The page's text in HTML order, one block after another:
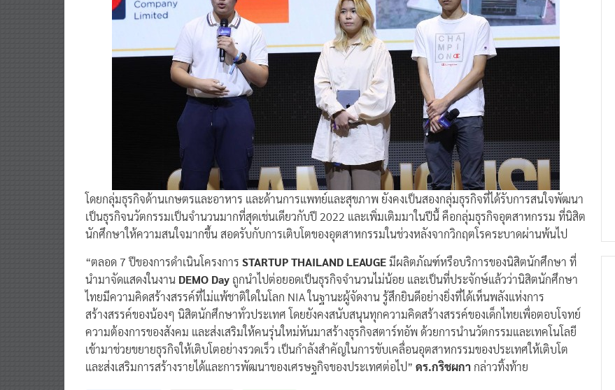
โดยกลุ่มธุรกิจด้านเกษตรและอาหาร และด้านการแพทย์และสุขภาพ ยังคงเป็นสองกลุ่มธุรกิจที่ได้รับการสนใจพัฒนา
เป็นธุรกิจนวัตกรรมเป็นจำนวนมากที่สุดเช่นเดียวกับปี 2022 และเพิ่มเติมมาในปีนื้ คือกลุ่มธุรกิจอุตสาหกรรม ที่นิสิต
นักศึกษาให้ความสนใจมากขึ้น สอดรับกับการเติบโตของอุตสาหกรรมในช่วงหลังจากวิกฤตโรคระบาดผ่านพ้นไป
“ตลอด 7 ปีของการดำเนินโครงการ STARTUP THAILAND LEAUGEมีผลิตภัณฑ์หรือบริการของนิสิตนักศึกษา ที่
นำมาจัดแสดงในงาน DEMO Day ถูกนำไปต่อยอดเป็นธุรกิจจำนวนไม่น้อย และเป็นที่ประจักษ์แล้วว่านิสิตนักศึกษา
ไทยมีความคิดสร้างสรรค์ที่ไม่แพ้ชาติใดในโลก NIA ในฐานะผู้จัดงาน รู้สึกยินดีอย่างยิ่งที่ได้เห็นพลังแห่งการ
สร้างสรรค์ของน้องๆ นิสิตนักศึกษาทั่วประเทศ โดยยังคงสนับสนุนทุกความคิดสร้างสรรค์ของเด็กไทยเพื่อตอบโจทย์
ความต้องการของสังคม และส่งเสริมให้คนรุ่นใหม่หันมาสร้างธุรกิจสตาร์ทอัพ ด้วยการนำนวัตกรรมและเทคโนโลยี
เข้ามาช่วยขยายธุรกิจให้เติบโตอย่างรวดเร็ว เป็นกำลังสำคัญในการขับเคลื่อนอุตสาหกรรมของประเทศให้เติบโต
และส่งเสริมการสร้างรายได้และการพัฒนาของเศรษฐกิจของประเทศต่อไป” ดร.กริชผกา กล่าวทิ้งท้าย